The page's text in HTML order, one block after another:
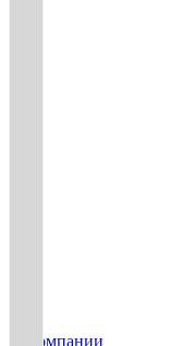
О компании